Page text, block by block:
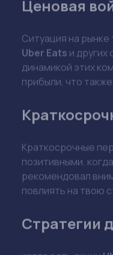
Май 28, 15:17 Factory C.
Акции Uber и
Акции
Прогнозы
Недавние отчёты
на
в
ожиданиям,
расхождением
Недоверие
Инвесторы